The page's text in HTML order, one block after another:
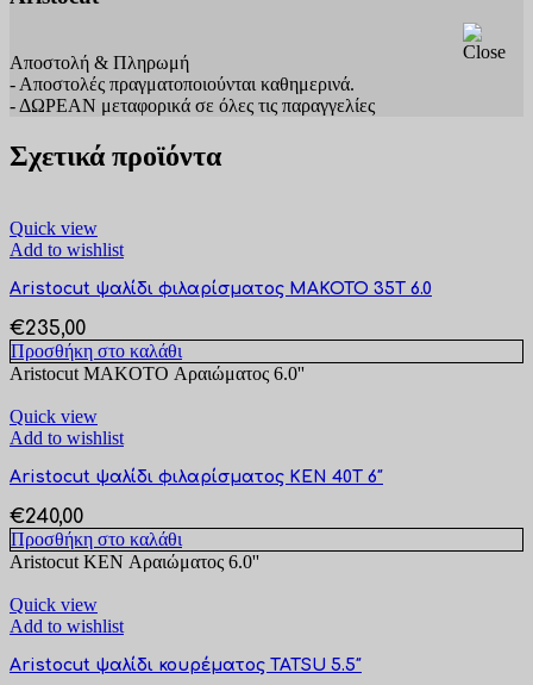
Αποστολή & Πληρωμή
- Αποστολές πραγματοποιούνται καθημερινά.
- ΔΩΡΕΑΝ μεταφορικά σε όλες τις παραγγελίες
Σχετικά προϊόντα
Quick view
Add to wishlist
Aristocut ψαλίδι φιλαρίσματος MAKOTO 35T 6.0
€235,00
Προσθήκη στο καλάθι
Aristocut MAKOTO Αραιώματος 6.0''
Quick view
Add to wishlist
Aristocut ψαλίδι φιλαρίσματος KEN 40T 6″
€240,00
Προσθήκη στο καλάθι
Aristocut KEN Αραιώματος 6.0''
Quick view
Add to wishlist
Aristocut ψαλίδι κουρέματος TATSU 5.5″